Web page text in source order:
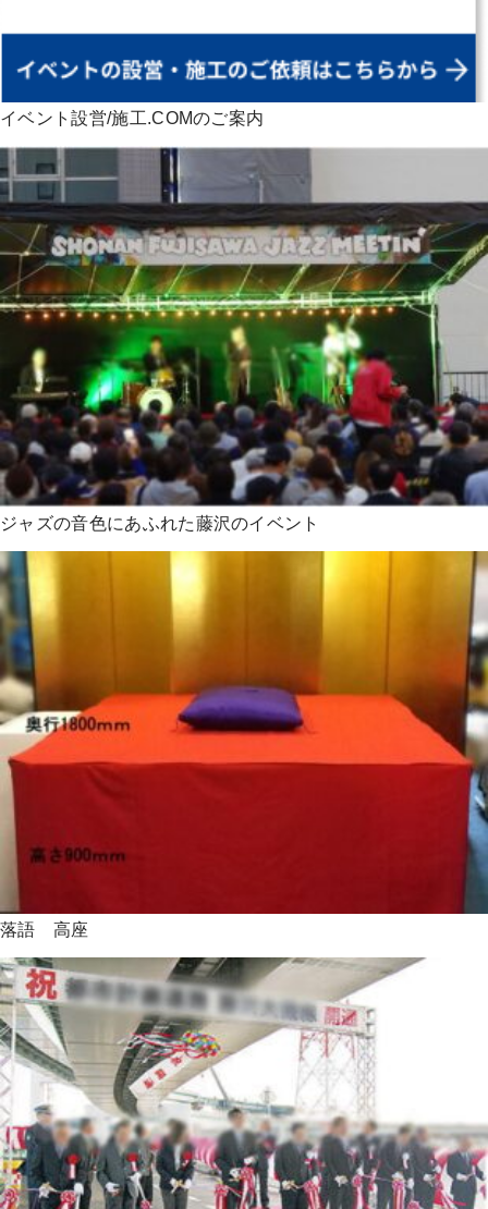
イベント設営/施工.COMのご案内
ジャズの音色にあふれた藤沢のイベント
落語 高座